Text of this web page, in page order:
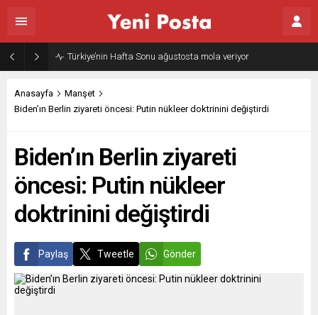
Gazze’nin geleceği: Teknokratik kontrol mü, kolonializm mi?
Anasayfa
Manşet
Biden’ın Berlin ziyareti öncesi: Putin nükleer doktrinini değiştirdi
Biden’ın Berlin ziyareti
öncesi: Putin nükleer
doktrinini değiştirdi
Paylaş Tweetle Gönder